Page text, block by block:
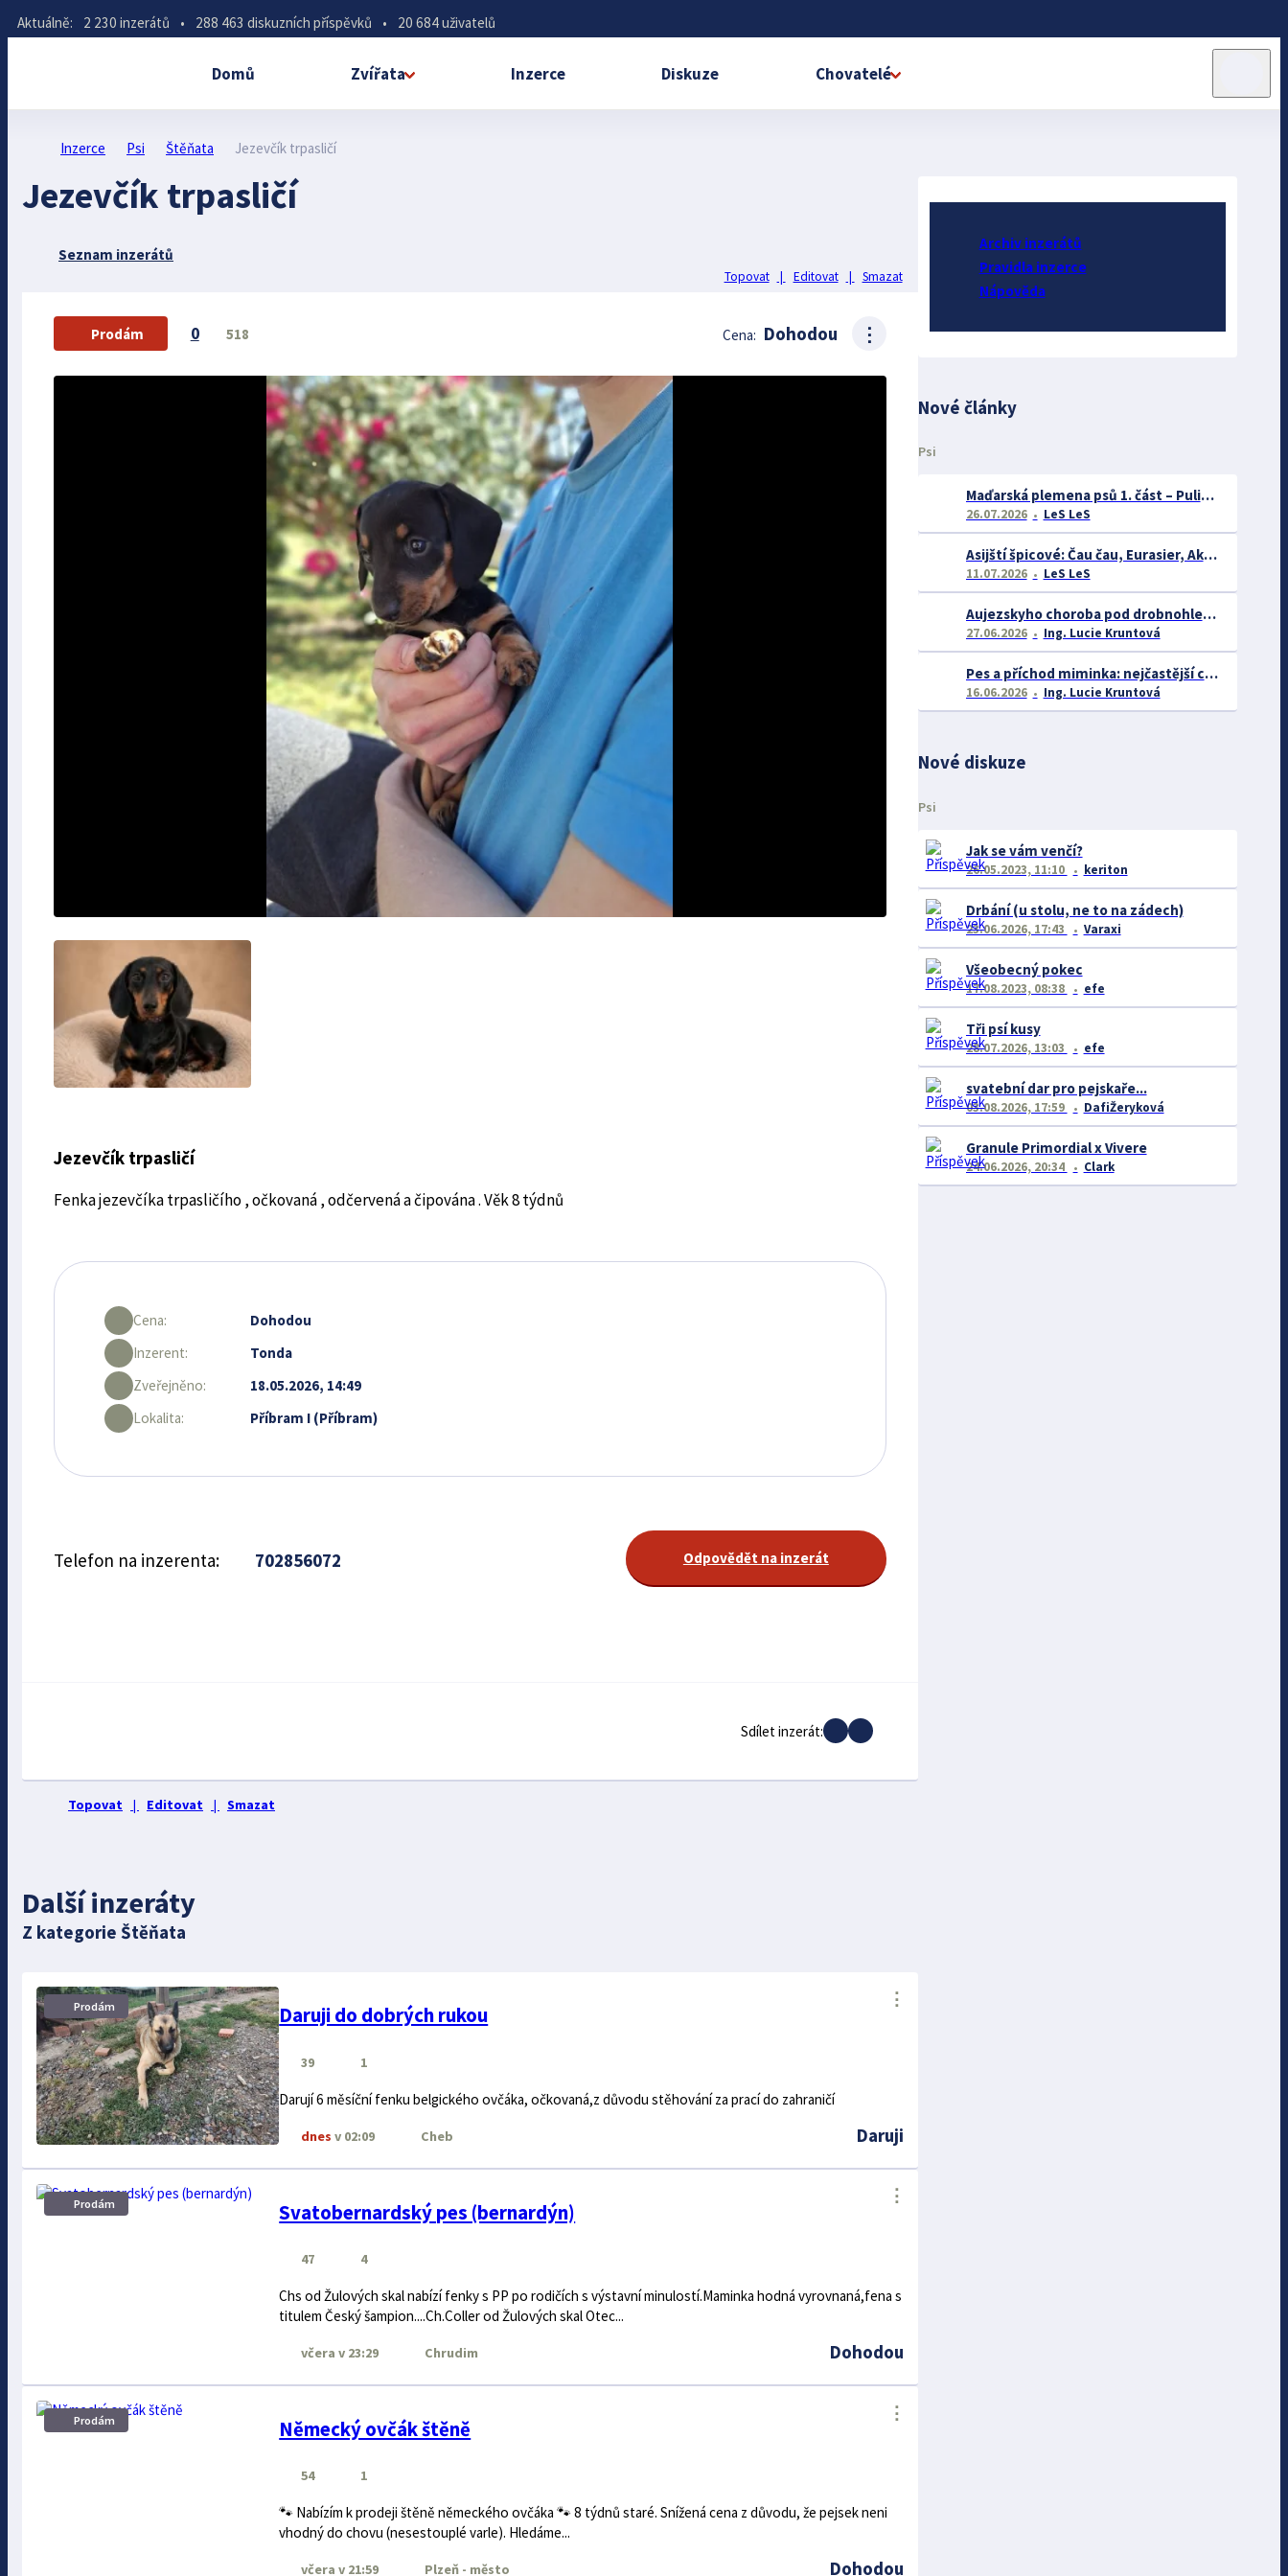
Aktuálně: 2 230 inzerátů • 288 463 diskuzních příspěvků • 20 684 uživatelů
Domů Zvířata Inzerce Diskuze Chovatelé
Inzerce Psi Štěňata Jezevčík trpasličí
Jezevčík trpasličí
Seznam inzerátů
Topovat | Editovat | Smazat
Prodám 0 518 Cena: Dohodou ⋮
Jezevčík trpasličí
Fenka jezevčíka trpasličího , očkovaná , odčervená a čipována . Věk 8 týdnů
Cena:
Dohodou
Inzerent:
Tonda
Zveřejněno:
18.05.2026, 14:49
Lokalita:
Příbram I (Příbram)
Telefon na inzerenta: 702856072 Odpovědět na inzerát
Sdílet inzerát:
Topovat | Editovat | Smazat
Další inzeráty
Z kategorie Štěňata
Prodám Daruji do dobrých rukou
⋮
39 1
Darují 6 měsíční fenku belgického ovčáka, očkovaná,z důvodu stěhování za prací do zahraničí
Daruji
Cheb
dnes v 02:09
Prodám Svatobernardský pes (bernardýn)
⋮
47 4
Chs od Žulových skal nabízí fenky s PP po rodičích s výstavní minulostí.Maminka hodná vyrovnaná,fena s
titulem Český šampion....Ch.Coller od Žulových skal Otec...
Dohodou
Chrudim
včera v 23:29
Prodám Německý ovčák štěně
⋮
54 1
🐾 Nabízím k prodeji štěně německého ovčáka 🐾 8 týdnů staré. Snížená cena z důvodu, že pejsek neni
vhodný do chovu (nesestouplé varle). Hledáme...
Dohodou
Plzeň - město
včera v 21:59
Archiv inzerátů
Pravidla inzerce
Nápověda
Nové články
Psi
Maďarská plemena psů 1. část – Puli, Komondor
26.07.2026 LeS LeS
Asijští špicové: Čau čau, Eurasier, Akita inu a další
11.07.2026 LeS LeS
Aujezskyho choroba pod drobnohledem: proč se o ní nyní mluví více než dříve
27.06.2026 Ing. Lucie Kruntová
Pes a příchod miminka: nejčastější chyby majitelů a jak se jim vyhnout
16.06.2026 Ing. Lucie Kruntová
Nové diskuze
Psi
Jak se vám venčí?
26.05.2023, 11:10 keriton
Drbání (u stolu, ne to na zádech)
23.06.2026, 17:43 Varaxi
Všeobecný pokec
17.08.2023, 08:38 efe
Tři psí kusy
28.07.2026, 13:03 efe
svatební dar pro pejskaře...
03.08.2026, 17:59 DafiŽeryková
Granule Primordial x Vivere
24.06.2026, 20:34 Clark